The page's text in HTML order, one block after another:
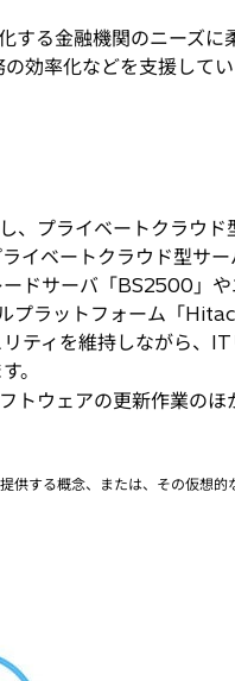
する金融機関のニーズに
効率化などを支援して
、プライベートクラウド
イベートクラウド型サー
ドサーバ「BS2500」や
プラットフォーム「
ティを維持しながら、IT
。
トウェアの更新作業のほ
供する概念、または、その仮想的